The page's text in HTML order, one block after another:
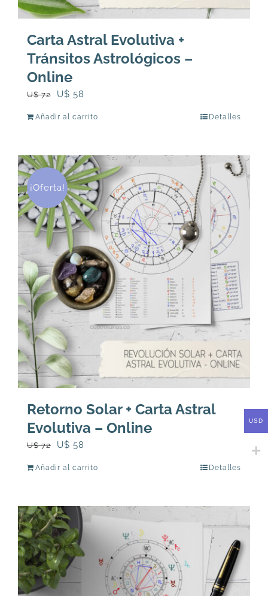
Carta Astral Evolutiva +
Tránsitos Astrológicos –
Online
U$72
El
U$
72.
U$ 58
U$
58.
Añadir al carrito Detalles
¡Oferta!
Retorno Solar + Carta Astral
Evolutiva – Online
U$72
El
U$
72.
U$ 58
U$
Añadir al carrito Detalles
USD